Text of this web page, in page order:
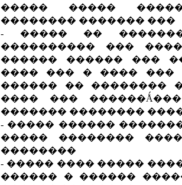
����� �����
�������� ������� ���
- ����� ��
���������� ���
������ ������ ���
���� ��� � ���� ���
������ �� ��������
���� ���
������� ��������
- ����� ������
����� ��������
��������
- ����� ���� �����
������ � ������